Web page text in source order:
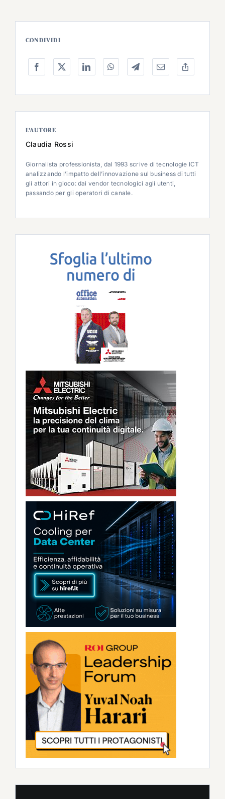
CONDIVIDI
L’AUTORE
Claudia Rossi
Giornalista professionista, dal 1993 scrive di tecnologie ICT
analizzando l’impatto dell’innovazione sul business di tutti
gli attori in gioco: dai vendor tecnologici agli utenti,
passando per gli operatori di canale.